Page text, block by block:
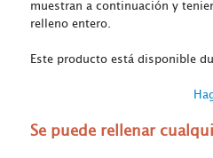
muestran a continuación y
relleno entero.
Este producto está disponible
Se puede rellenar